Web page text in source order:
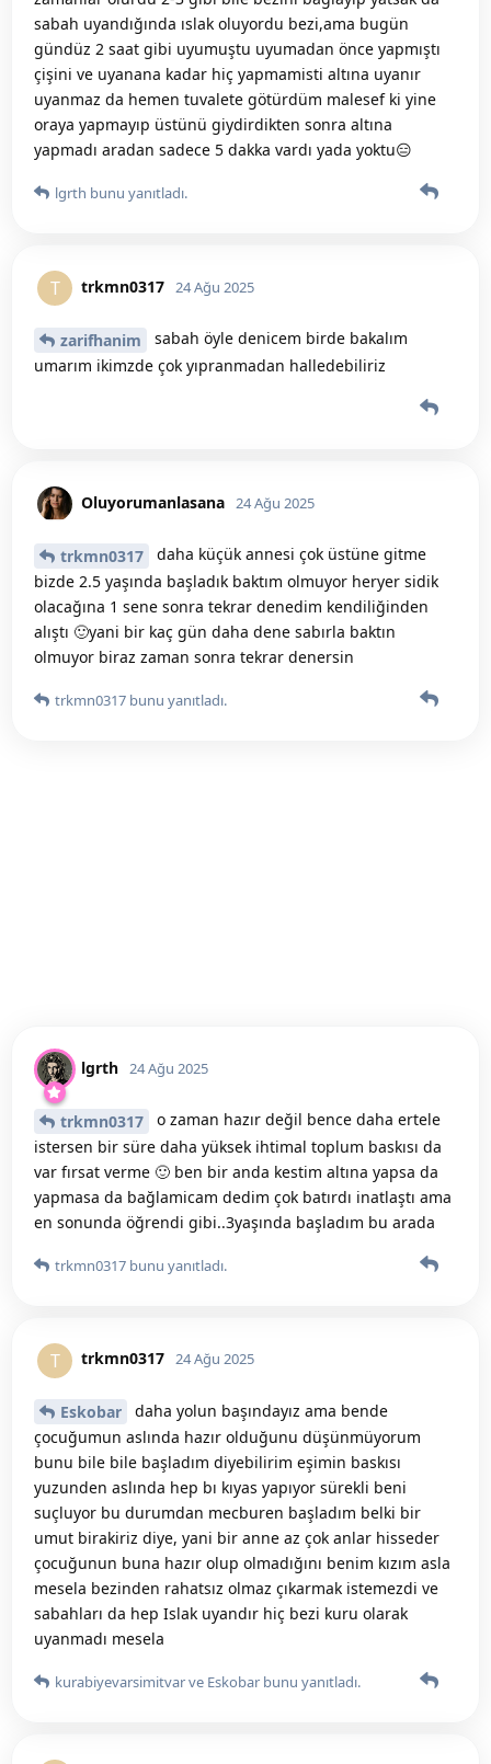
sabah uyandığında ıslak oluyordu bezi,ama bugün
gündüz 2 saat gibi uyumuştu uyumadan önce yapmıştı
çişini ve uyanana kadar hiç yapmamisti altına uyanır
uyanmaz da hemen tuvalete götürdüm malesef ki yine
oraya yapmayıp üstünü giydirdikten sonra altına
yapmadı aradan sadece 5 dakka vardı yada yoktu😑
lgrth bunu yanıtladı.
T trkmn0317 24 Ağu 2025
zarifhanim
sabah öyle denicem birde bakalım
umarım ikimzde çok yıpranmadan halledebiliriz
Oluyorumanlasana 24 Ağu 2025
trkmn0317
daha küçük annesi çok üstüne gitme
bizde 2.5 yaşında başladık baktım olmuyor heryer sidik
olacağına 1 sene sonra tekrar denedim kendiliğinden
alıştı 🙂yani bir kaç gün daha dene sabırla baktın
olmuyor biraz zaman sonra tekrar denersin
trkmn0317 bunu yanıtladı.
lgrth 24 Ağu 2025
trkmn0317
o zaman hazır değil bence daha ertele
istersen bir süre daha yüksek ihtimal toplum baskısı da
var fırsat verme 🙂 ben bir anda kestim altına yapsa da
yapmasa da bağlamicam dedim çok batırdı inatlaştı ama
en sonunda öğrendi gibi..3yaşında başladım bu arada
trkmn0317 bunu yanıtladı.
T trkmn0317 24 Ağu 2025
Eskobar
daha yolun başındayız ama bende
çocuğumun aslında hazır olduğunu düşünmüyorum
bunu bile bile başladım diyebilirim eşimin baskısı
yuzunden aslında hep bı kıyas yapıyor sürekli beni
suçluyor bu durumdan mecburen başladım belki bir
umut birakiriz diye, yani bir anne az çok anlar hisseder
çocuğunun buna hazır olup olmadığını benim kızım asla
mesela bezinden rahatsız olmaz çıkarmak istemezdi ve
sabahları da hep Islak uyandır hiç bezi kuru olarak
uyanmadı mesela
kurabiyevarsimitvarve Eskobar bunu yanıtladı.